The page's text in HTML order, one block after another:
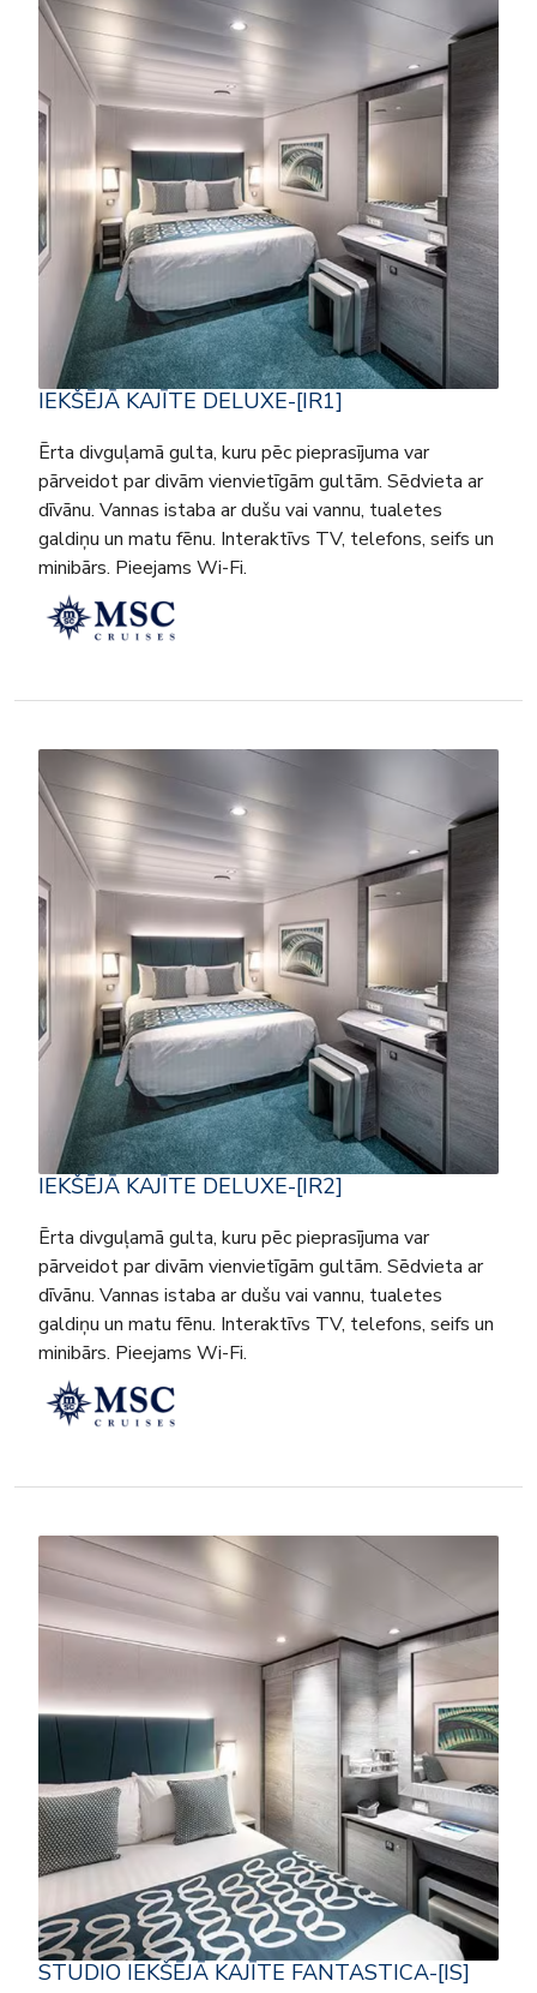
IEKŠĒJĀ KAJĪTE DELUXE-[IR1]
Ērta divguļamā gulta, kuru pēc pieprasījuma var
pārveidot par divām vienvietīgām gultām. Sēdvieta ar
dīvānu. Vannas istaba ar dušu vai vannu, tualetes
galdiņu un matu fēnu. Interaktīvs TV, telefons, seifs un
minibārs. Pieejams Wi-Fi.
IEKŠĒJĀ KAJĪTE DELUXE-[IR2]
Ērta divguļamā gulta, kuru pēc pieprasījuma var
pārveidot par divām vienvietīgām gultām. Sēdvieta ar
dīvānu. Vannas istaba ar dušu vai vannu, tualetes
galdiņu un matu fēnu. Interaktīvs TV, telefons, seifs un
minibārs. Pieejams Wi-Fi.
STUDIO IEKŠĒJĀ KAJĪTE FANTASTICA-[IS]